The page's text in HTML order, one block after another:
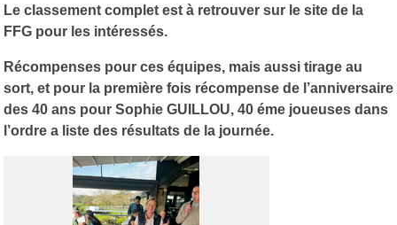
Le classement complet est à retrouver sur le site de la
FFG pour les intéressés.
Récompenses pour ces équipes, mais aussi tirage au
sort, et pour la première fois récompense de l’anniversaire
des 40 ans pour Sophie GUILLOU, 40 éme joueuses dans
l’ordre a liste des résultats de la journée.